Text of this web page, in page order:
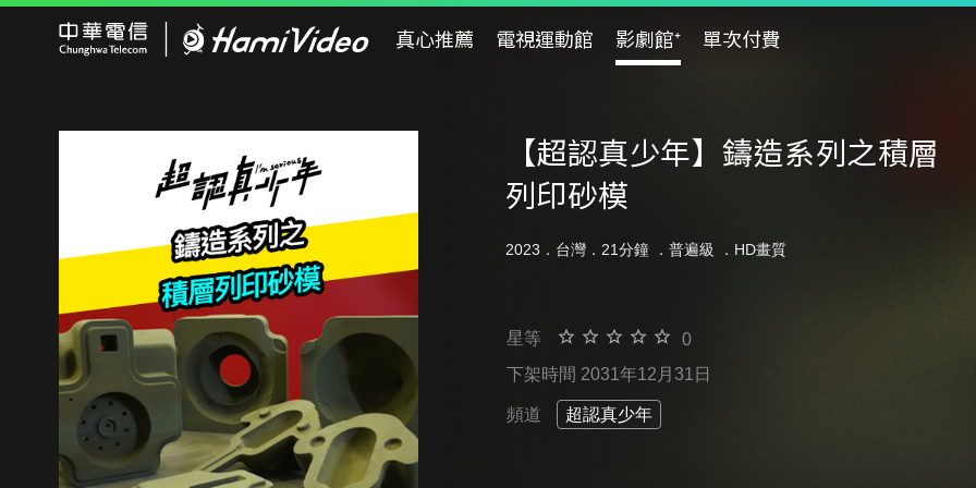
真心推薦 電視運動館 影劇館⁺ 單次付費
【超認真少年】鑄造系列之積層
列印砂模
2023．台灣．21分鐘 ． 普遍級 ．HD畫質
星等
0
下架時間 2031年12月31日
頻道 超認真少年